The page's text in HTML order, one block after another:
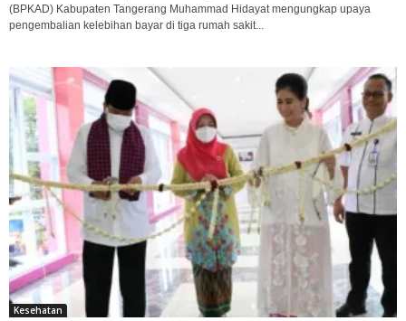
(BPKAD) Kabupaten Tangerang Muhammad Hidayat mengungkap upaya
pengembalian kelebihan bayar di tiga rumah sakit...
Kesehatan